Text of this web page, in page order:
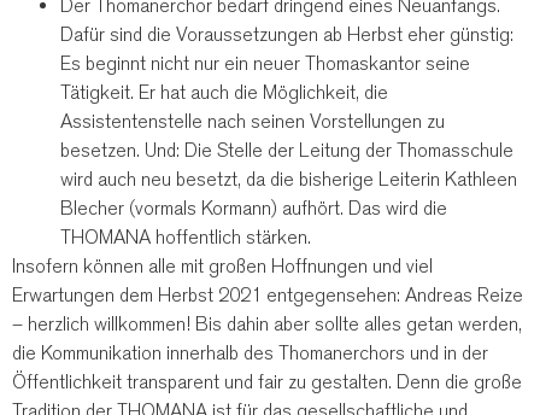
Der Thomanerchor bedarf dringend eines Neuanfangs.
Dafür sind die Voraussetzungen ab Herbst eher günstig:
Es beginnt nicht nur ein neuer Thomaskantor seine
Tätigkeit. Er hat auch die Möglichkeit, die
Assistentenstelle nach seinen Vorstellungen zu
besetzen. Und: Die Stelle der Leitung der Thomasschule
wird auch neu besetzt, da die bisherige Leiterin Kathleen
Blecher (vormals Kormann) aufhört. Das wird die
THOMANA hoffentlich stärken.
Insofern können alle mit großen Hoffnungen und viel
Erwartungen dem Herbst 2021 entgegensehen: Andreas Reize
– herzlich willkommen! Bis dahin aber sollte alles getan werden,
die Kommunikation innerhalb des Thomanerchors und in der
Öffentlichkeit transparent und fair zu gestalten. Denn die große
Tradition der THOMANA ist für das gesellschaftliche und